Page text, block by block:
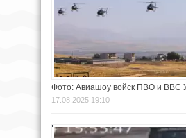
Фото: Авиашоу войск ПВО и ВВС
17.08.2025 19:10